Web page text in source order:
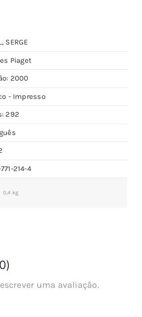
SERGE
Piaget
2000
- Impresso
292
214-4
0,4 kg
uma avaliação.